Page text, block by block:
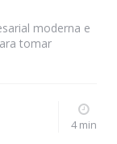
moderna e
tomar
4 min